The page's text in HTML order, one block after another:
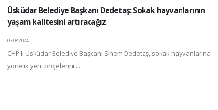
Üsküdar Belediye Başkanı Dedetaş: Sokak hayvanlarının
yaşam kalitesini artıracağız
03.08.2024
CHP'li Üsküdar Belediye Başkanı Sinem Dedetaş, sokak hayvanlarına
yönelik yeni projelerini ...